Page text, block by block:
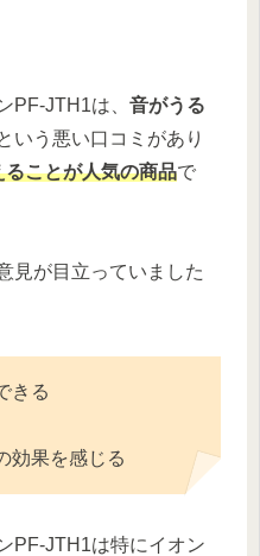
PF-JTH1は、 音がうる
いう悪い口コミがあり
ことが人気の商品で
見が目立っていました
きる
効果を感じる
PF-JTH1は特にイオン